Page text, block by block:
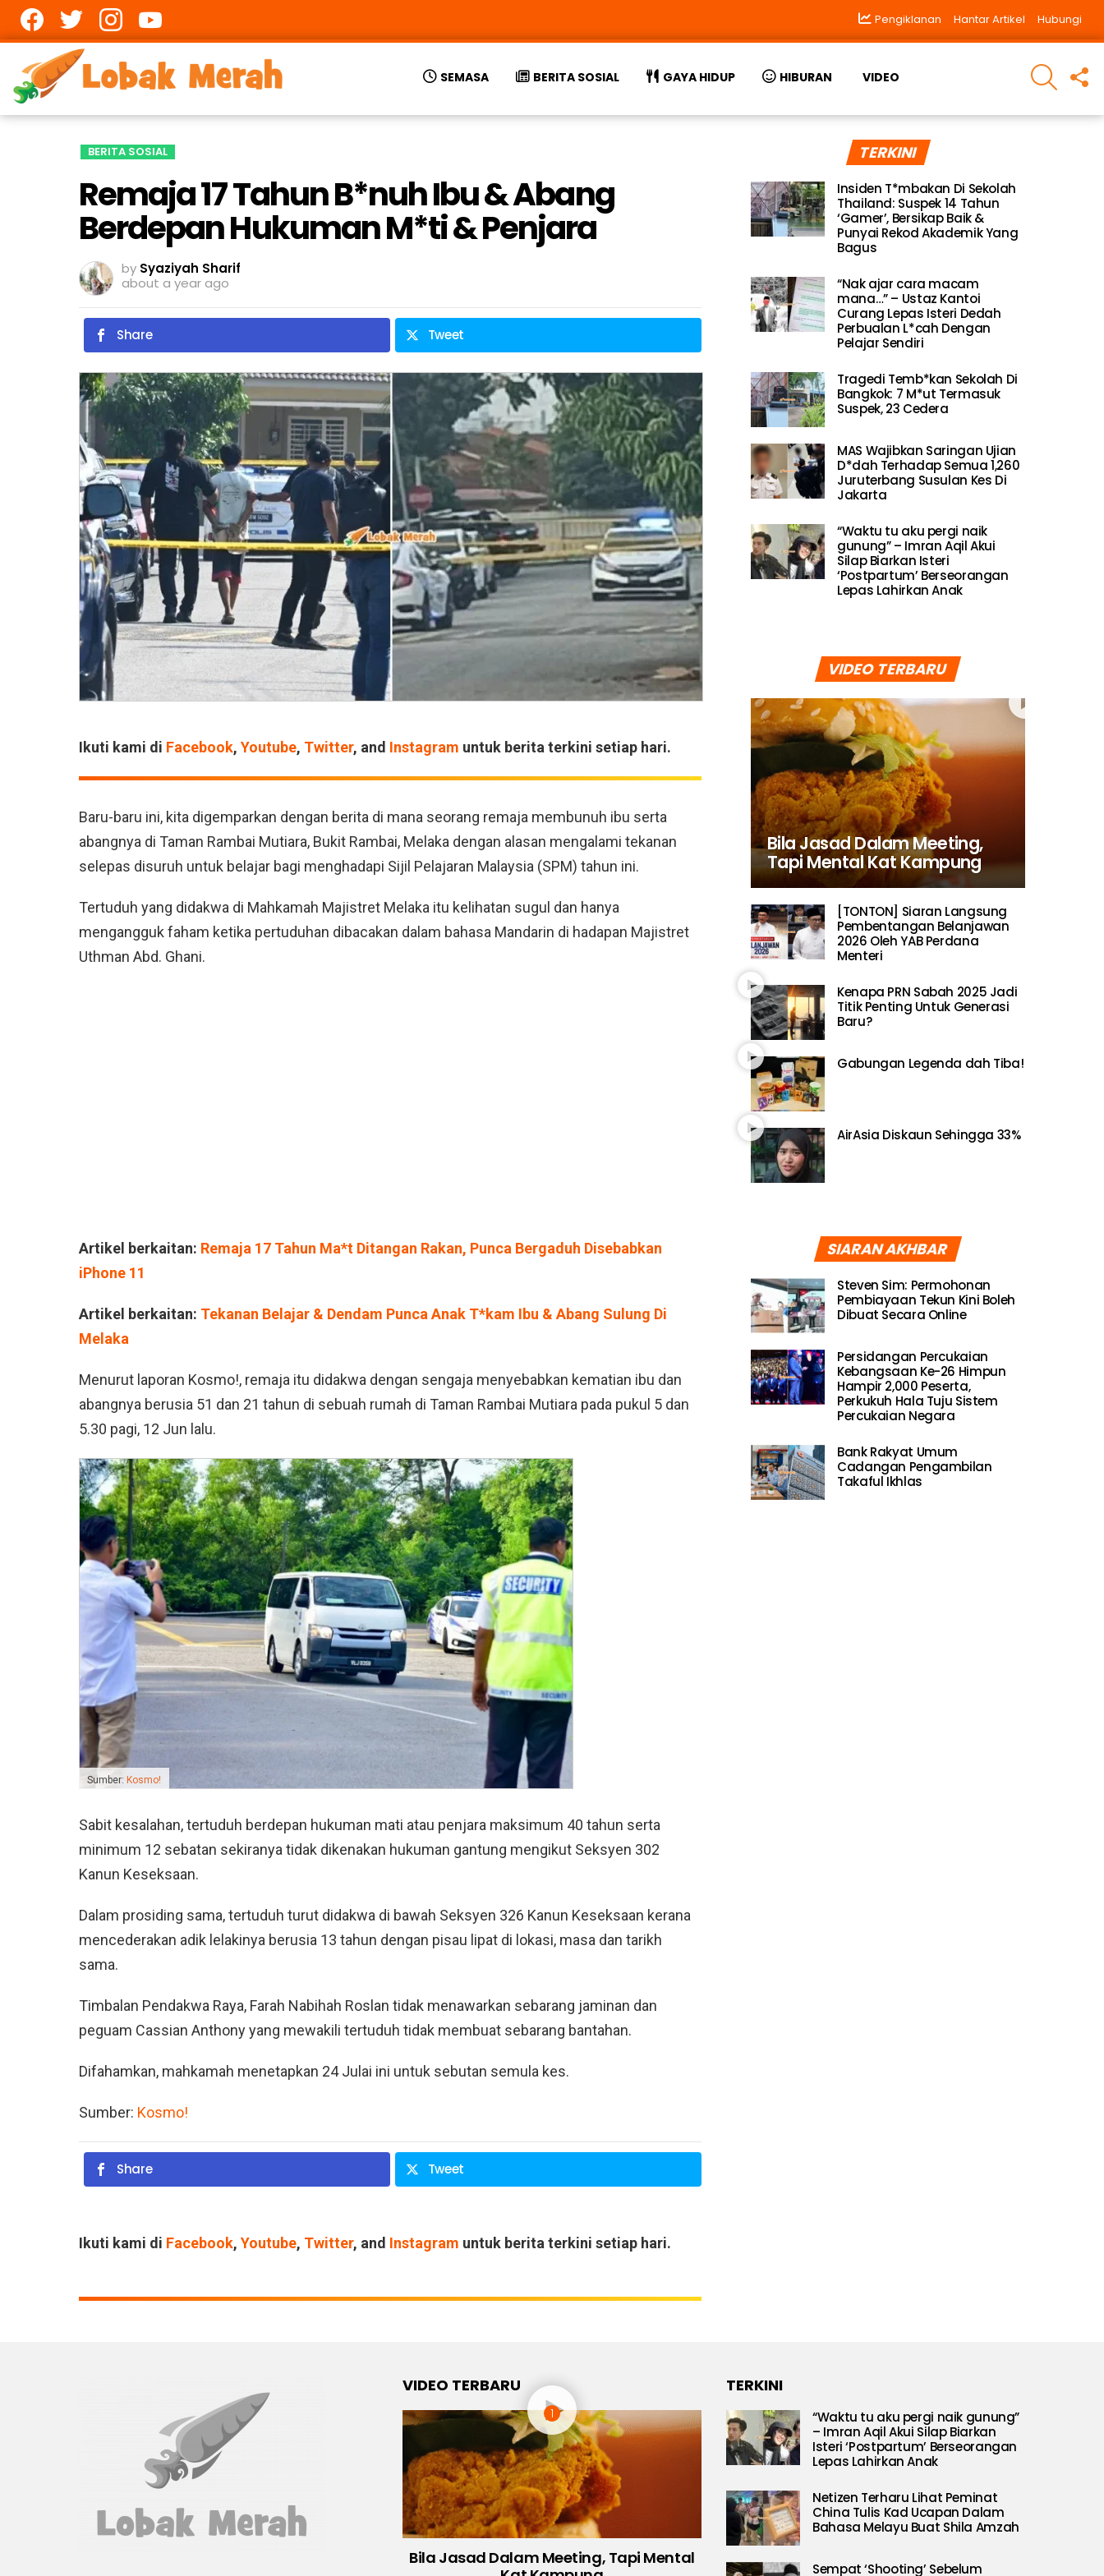
Pengiklanan Hantar Artikel Hubungi
SEMASA BERITA SOSIAL GAYA HIDUP HIBURAN VIDEO
SEARCH
BERITA SOSIAL
Remaja 17 Tahun B*nuh Ibu & Abang
Berdepan Hukuman M*ti & Penjara
by Syaziyah Sharif
about a year ago
Share Tweet
Ikuti kami di Facebook, Youtube, Twitter, and Instagram untuk berita terkini setiap hari.
Baru-baru ini, kita digemparkan dengan berita di mana seorang remaja membunuh ibu serta
abangnya di Taman Rambai Mutiara, Bukit Rambai, Melaka dengan alasan mengalami tekanan
selepas disuruh untuk belajar bagi menghadapi Sijil Pelajaran Malaysia (SPM) tahun ini.
Tertuduh yang didakwa di Mahkamah Majistret Melaka itu kelihatan sugul dan hanya
mengangguk faham ketika pertuduhan dibacakan dalam bahasa Mandarin di hadapan Majistret
Uthman Abd. Ghani.
Artikel berkaitan: Remaja 17 Tahun Ma*t Ditangan Rakan, Punca Bergaduh Disebabkan
iPhone 11
Artikel berkaitan: Tekanan Belajar & Dendam Punca Anak T*kam Ibu & Abang Sulung Di
Melaka
Menurut laporan Kosmo!, remaja itu didakwa dengan sengaja menyebabkan kematian ibu dan
abangnya berusia 51 dan 21 tahun di sebuah rumah di Taman Rambai Mutiara pada pukul 5 dan
5.30 pagi, 12 Jun lalu.
Sumber: Kosmo!
Sabit kesalahan, tertuduh berdepan hukuman mati atau penjara maksimum 40 tahun serta
minimum 12 sebatan sekiranya tidak dikenakan hukuman gantung mengikut Seksyen 302
Kanun Keseksaan.
Dalam prosiding sama, tertuduh turut didakwa di bawah Seksyen 326 Kanun Keseksaan kerana
mencederakan adik lelakinya berusia 13 tahun dengan pisau lipat di lokasi, masa dan tarikh
sama.
Timbalan Pendakwa Raya, Farah Nabihah Roslan tidak menawarkan sebarang jaminan dan
peguam Cassian Anthony yang mewakili tertuduh tidak membuat sebarang bantahan.
Difahamkan, mahkamah menetapkan 24 Julai ini untuk sebutan semula kes.
Sumber: Kosmo!
Share Tweet
Ikuti kami di Facebook, Youtube, Twitter, and Instagram untuk berita terkini setiap hari.
TERKINI
Insiden T*mbakan Di Sekolah
Thailand: Suspek 14 Tahun
‘Gamer’, Bersikap Baik &
Punyai Rekod Akademik Yang
Bagus
“Nak ajar cara macam
mana…” – Ustaz Kantoi
Curang Lepas Isteri Dedah
Perbualan L*cah Dengan
Pelajar Sendiri
Tragedi Temb*kan Sekolah Di
Bangkok: 7 M*ut Termasuk
Suspek, 23 Cedera
MAS Wajibkan Saringan Ujian
D*dah Terhadap Semua 1,260
Juruterbang Susulan Kes Di
Jakarta
“Waktu tu aku pergi naik
gunung” – Imran Aqil Akui
Silap Biarkan Isteri
‘Postpartum’ Berseorangan
Lepas Lahirkan Anak
VIDEO TERBARU
Bila Jasad Dalam Meeting,
Tapi Mental Kat Kampung
[TONTON] Siaran Langsung
Pembentangan Belanjawan
2026 Oleh YAB Perdana
Menteri
Kenapa PRN Sabah 2025 Jadi
Titik Penting Untuk Generasi
Baru?
Gabungan Legenda dah Tiba!
AirAsia Diskaun Sehingga 33%
SIARAN AKHBAR
Steven Sim: Permohonan
Pembiayaan Tekun Kini Boleh
Dibuat Secara Online
Persidangan Percukaian
Kebangsaan Ke-26 Himpun
Hampir 2,000 Peserta,
Perkukuh Hala Tuju Sistem
Percukaian Negara
Bank Rakyat Umum
Cadangan Pengambilan
Takaful Ikhlas
VIDEO TERBARU
Bila Jasad Dalam Meeting, Tapi Mental
TERKINI
“Waktu tu aku pergi naik gunung”
– Imran Aqil Akui Silap Biarkan
Isteri ‘Postpartum’ Berseorangan
Lepas Lahirkan Anak
Netizen Terharu Lihat Peminat
China Tulis Kad Ucapan Dalam
Bahasa Melayu Buat Shila Amzah
Sempat ‘Shooting’ Sebelum